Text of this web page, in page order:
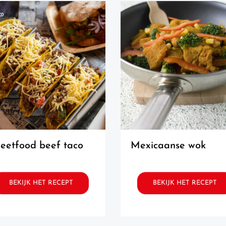
beef taco
BEKIJK HET RECEPT
mexicaanse wok
BEKIJK HET RECEPT